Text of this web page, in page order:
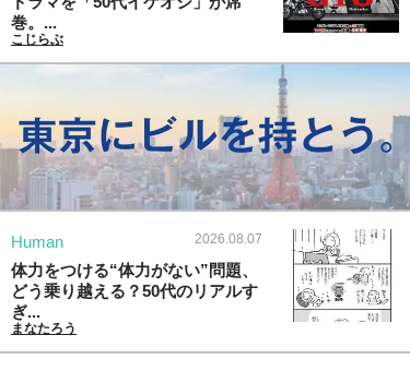
巻。...
こじらぶ
Human 2026.08.07
体力をつける“体力がない”問題、
どう乗り越える？50代のリアルす
ぎ...
まなたろう